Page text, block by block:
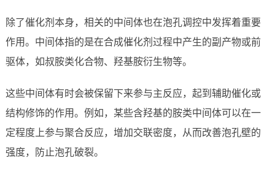
除了催化剂本身，相关的中间体也在泡孔调控中发挥着重要
作用。中间体指的是在合成催化剂过程中产生的副产物或前
驱体，如叔胺类化合物、羟基胺衍生物等。
这些中间体有时会被保留下来参与主反应，起到辅助催化或
结构修饰的作用。例如，某些含羟基的胺类中间体可以在一
定程度上参与聚合反应，增加交联密度，从而改善泡孔壁的
强度，防止泡孔破裂。